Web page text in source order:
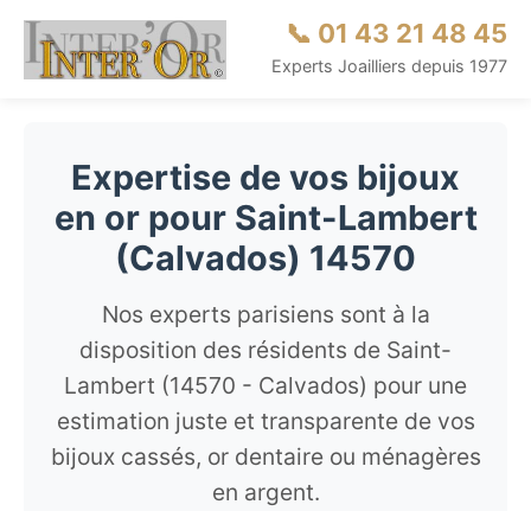
📞 01 43 21 48 45
Experts Joailliers depuis 1977
Expertise de vos bijoux
en or pour Saint-Lambert
(Calvados) 14570
Nos experts parisiens sont à la
disposition des résidents de Saint-
Lambert (14570 - Calvados) pour une
estimation juste et transparente de vos
bijoux cassés, or dentaire ou ménagères
en argent.